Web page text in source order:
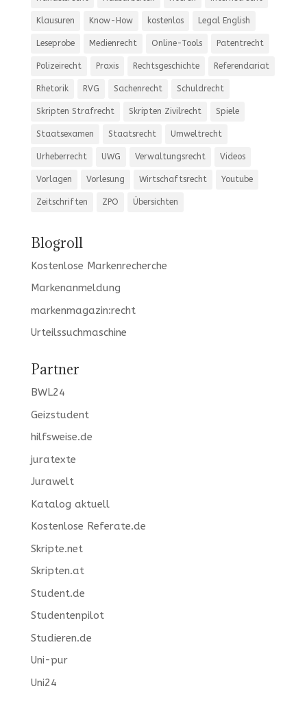
Klausuren Know-How kostenlos Legal English
Leseprobe Medienrecht Online-Tools Patentrecht
Polizeirecht Praxis Rechtsgeschichte Referendariat
Rhetorik RVG Sachenrecht Schuldrecht
Skripten Strafrecht Skripten Zivilrecht Spiele
Staatsexamen Staatsrecht Umweltrecht
Urheberrecht UWG Verwaltungsrecht Videos
Vorlagen Vorlesung Wirtschaftsrecht Youtube
Zeitschriften ZPO Übersichten
Blogroll
Kostenlose Markenrecherche
Markenanmeldung
markenmagazin:recht
Urteilssuchmaschine
Partner
BWL24
Geizstudent
hilfsweise.de
juratexte
Jurawelt
Katalog aktuell
Kostenlose Referate.de
Skripte.net
Skripten.at
Student.de
Studentenpilot
Studieren.de
Uni-pur
Uni24